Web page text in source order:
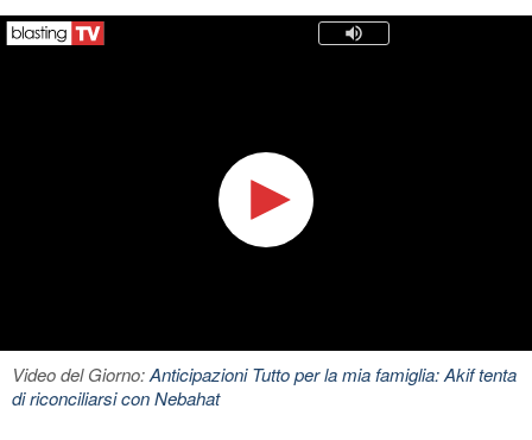
Video del Giorno:Anticipazioni Tutto per la mia famiglia: Akif tenta
di riconciliarsi con Nebahat